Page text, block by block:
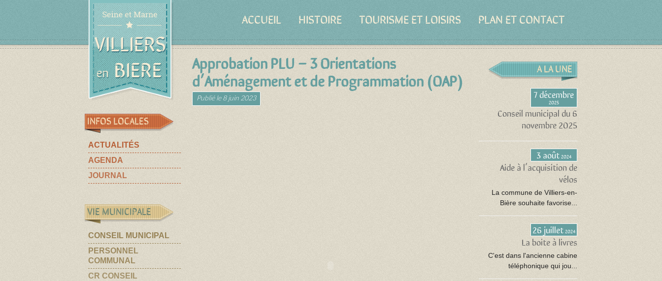
ACCUEIL HISTOIRE TOURISME ET LOISIRS PLAN ET CONTACT
Approbation PLU – 3 Orientations
d’Aménagement et de Programmation (OAP)
Publié le8 juin 2023
INFOS LOCALES
ACTUALITÉS
AGENDA
JOURNAL
VIE MUNICIPALE
CONSEIL MUNICIPAL
PERSONNEL
COMMUNAL
CR CONSEIL
A LA UNE
7 décembre
2025
Conseil municipal du 6
novembre 2025
3 août 2024
Aide à l’acquisition de
vélos
La commune de Villiers-en-
Bière souhaite favorise...
26 juillet 2024
La boite à livres
C'est dans l'ancienne cabine
téléphonique qui jou...